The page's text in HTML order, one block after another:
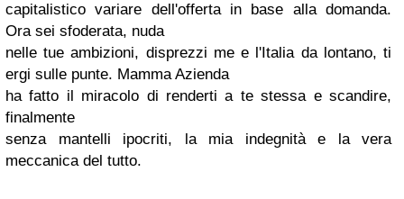
capitalistico variare dell'offerta in base alla domanda.
Ora sei sfoderata, nuda
nelle tue ambizioni, disprezzi me e l'Italia da lontano, ti
ergi sulle punte. Mamma Azienda
ha fatto il miracolo di renderti a te stessa e scandire,
finalmente
senza mantelli ipocriti, la mia indegnità e la vera
meccanica del tutto.